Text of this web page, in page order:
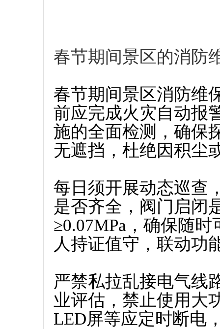
春节期间景区的消防
春节期间景区消防维
前应完成火灾自动报
施的全面检测，确保
无遮挡，杜绝因积尘
每日须开展动态巡查
是否齐全，阀门启闭
≥0.07MPa，确保随
人持证值守，联动功
严禁私拉乱接电气线
业评估，禁止使用大
LED屏等应定时断电